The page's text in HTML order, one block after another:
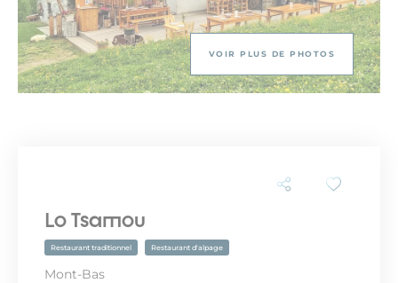
VOIR PLUS DE PHOTOS
Lo Tsamou
Restaurant traditionnel Restaurant d'alpage
Mont-Bas